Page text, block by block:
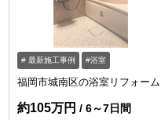
最新施工事例 浴室
福岡市城南区の浴室リフォーム
約105万円 6～7日間